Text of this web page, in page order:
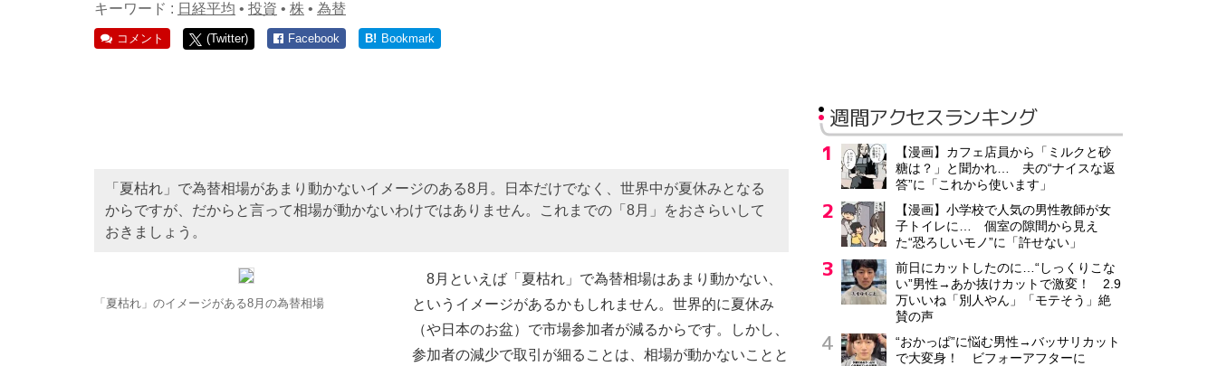
キーワード : 日経平均 • 投資 • 株 • 為替
コメント (Twitter) Facebook B! Bookmark
「夏枯れ」で為替相場があまり動かないイメージのある8月。日本だけでなく、世界中が夏休みとなる
からですが、だからと言って相場が動かないわけではありません。これまでの「8月」をおさらいして
おきましょう。
「夏枯れ」のイメージがある8月の為替相場
8月といえば「夏枯れ」で為替相場はあまり動かない、
というイメージがあるかもしれません。世界的に夏休み
（や日本のお盆）で市場参加者が減るからです。しかし、
参加者の減少で取引が細ることは、相場が動かないことと
週間アクセスランキング
【漫画】カフェ店員から「ミルクと砂
糖は？」と聞かれ… 夫の“ナイスな返
答”に「これから使います」
【漫画】小学校で人気の男性教師が女
子トイレに… 個室の隙間から見え
た“恐ろしいモノ”に「許せない」
前日にカットしたのに…“しっくりこな
い”男性→あか抜けカットで激変！ 2.9
万いいね「別人やん」「モテそう」絶
賛の声
“おかっぱ”に悩む男性→バッサリカット
で大変身！ ビフォーアフターに